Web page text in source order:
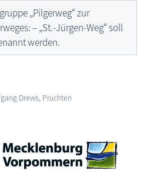
„Pilgerweg“ zur
– „St.-Jürgen-Weg“ soll
werden.
Drews, Pruchten